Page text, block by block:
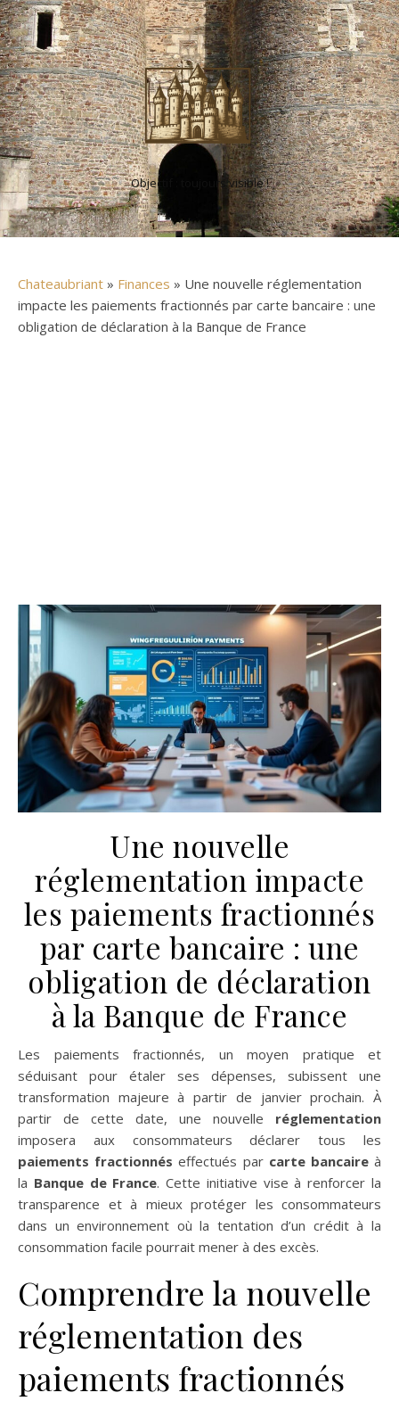
Objectif : toujours visible !
Chateaubriant » Finances » Une nouvelle réglementation
impacte les paiements fractionnés par carte bancaire : une
obligation de déclaration à la Banque de France
Une nouvelle
réglementation impacte
les paiements fractionnés
par carte bancaire : une
obligation de déclaration
à la Banque de France
Les paiements fractionnés, un moyen pratique et
séduisant pour étaler ses dépenses, subissent une
transformation majeure à partir de janvier prochain. À
partir de cette date, une nouvelle réglementation
imposera aux consommateurs déclarer tous les
paiements fractionnés effectués par carte bancaireà
la Banque de France. Cette initiative vise à renforcer la
transparence et à mieux protéger les consommateurs
dans un environnement où la tentation d’un crédit à la
consommation facile pourrait mener à des excès.
Comprendre la nouvelle
réglementation des
paiements fractionnés